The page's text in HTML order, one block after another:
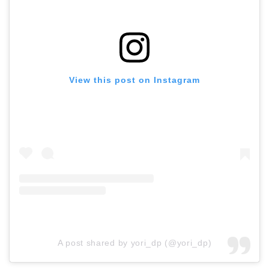
View this post on Instagram
A post shared by yori_dp (@yori_dp)